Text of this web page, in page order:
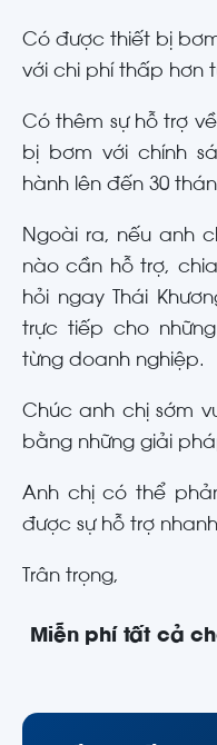
Có được thiết bị
với chi phí thấp hơn
Có thêm sự hỗ trợ
bị bơm với chính
hành lên đến 30
Ngoài ra, nếu anh
nào cần hỗ trợ,
hỏi ngay Thái
trực tiếp cho
từng doanh nghiệp.
Chúc anh chị sớm
bằng những giải
Anh chị có thể
được sự hỗ trợ
Trân trọng,
Miễn phí tất cả